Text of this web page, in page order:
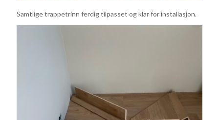
Samtlige trappetrinn ferdig tilpasset og klar for installasjon.